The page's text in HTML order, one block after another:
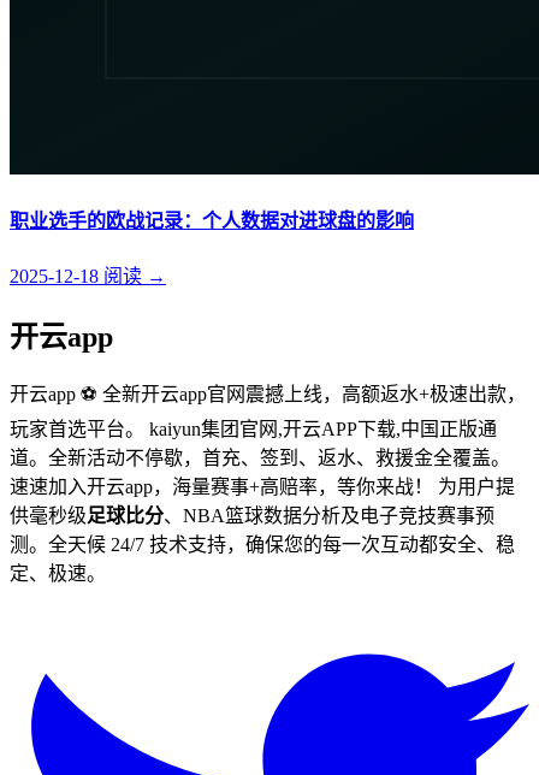
职业选手的欧战记录：个人数据对进球盘的影响
2025-12-18 阅读 →
开云app
开云app ⚽ 全新开云app官网震撼上线，高额返水+极速出款，
玩家首选平台。 kaiyun集团官网,开云APP下载,中国正版通
道。全新活动不停歇，首充、签到、返水、救援金全覆盖。
速速加入开云app，海量赛事+高赔率，等你来战！ 为用户提
供毫秒级足球比分、NBA篮球数据分析及电子竞技赛事预
测。全天候 24/7 技术支持，确保您的每一次互动都安全、稳
定、极速。